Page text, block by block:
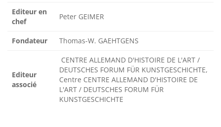
Editeur en
chef
Peter GEIMER
Fondateur Thomas-W. GAEHTGENS
Editeur
associé
CENTRE ALLEMAND D'HISTOIRE DE L'ART /
DEUTSCHES FORUM FÜR KUNSTGESCHICHTE,
Centre CENTRE ALLEMAND D'HISTOIRE DE
L'ART / DEUTSCHES FORUM FÜR
KUNSTGESCHICHTE